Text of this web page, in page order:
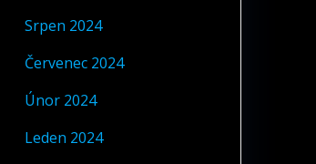
Srpen 2024
Červenec 2024
Únor 2024
Leden 2024